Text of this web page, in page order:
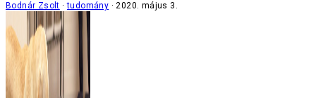
Bodnár Zsolt tudomány 2020. május 3.